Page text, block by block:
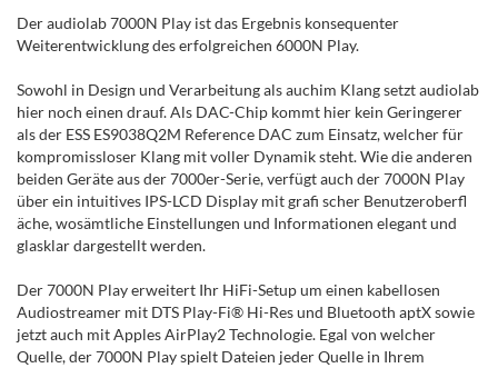
Der audiolab 7000N Play ist das Ergebnis konsequenter
Weiterentwicklung des erfolgreichen 6000N Play.
Sowohl in Design und Verarbeitung als auchim Klang setzt audiolab
hier noch einen drauf. Als DAC-Chip kommt hier kein Geringerer
als der ESS ES9038Q2M Reference DAC zum Einsatz, welcher für
kompromissloser Klang mit voller Dynamik steht. Wie die anderen
beiden Geräte aus der 7000er-Serie, verfügt auch der 7000N Play
über ein intuitives IPS-LCD Display mit grafi scher Benutzeroberfl
äche, wosämtliche Einstellungen und Informationen elegant und
glasklar dargestellt werden.
Der 7000N Play erweitert Ihr HiFi-Setup um einen kabellosen
Audiostreamer mit DTS Play-Fi® Hi-Res und Bluetooth aptX sowie
jetzt auch mit Apples AirPlay2 Technologie. Egal von welcher
Quelle, der 7000N Play spielt Dateien jeder Quelle in Ihrem